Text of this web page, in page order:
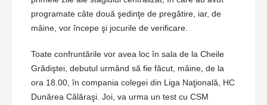
programate câte două şedinţe de pregătire, iar, de
mâine, vor începe şi jocurile de verificare.
Toate confruntările vor avea loc în sala de la Cheile
Grădiştei, debutul urmând să fie făcut, mâine, de la
ora 18.00, în compania colegei din Liga Naţională, HC
Dunărea Călăraşi. Joi, va urma un test cu CSM